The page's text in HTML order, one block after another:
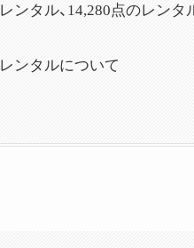
ンタル、14,280点のレン
ンタルについて